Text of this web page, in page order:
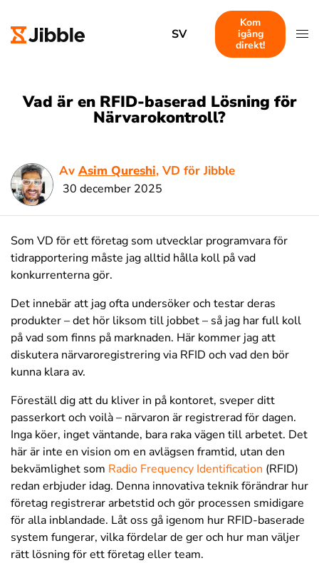
SV
Kom
igång
direkt!
Vad är en RFID-baserad Lösning för
Närvarokontroll?
Av Asim Qureshi, VD för Jibble
30 december 2025
Som VD för ett företag som utvecklar programvara för
tidrapportering måste jag alltid hålla koll på vad
konkurrenterna gör.
Det innebär att jag ofta undersöker och testar deras
produkter – det hör liksom till jobbet – så jag har full koll
på vad som finns på marknaden. Här kommer jag att
diskutera närvaroregistrering via RFID och vad den bör
kunna klara av.
Föreställ dig att du kliver in på kontoret, sveper ditt
passerkort och voilà – närvaron är registrerad för dagen.
Inga köer, inget väntande, bara raka vägen till arbetet. Det
här är inte en vision om en avlägsen framtid, utan den
bekvämlighet som Radio Frequency Identification (RFID)
redan erbjuder idag. Denna innovativa teknik förändrar hur
företag registrerar arbetstid och gör processen smidigare
för alla inblandade. Låt oss gå igenom hur RFID-baserade
system fungerar, vilka fördelar de ger och hur man väljer
rätt lösning för ett företag eller team.